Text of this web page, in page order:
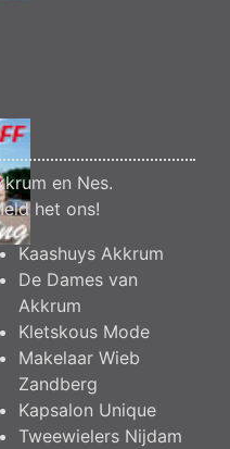
en Nes.
het ons!
Kaashuys Akkrum
De Dames van
Akkrum
Kletskous Mode
Makelaar Wieb
Zandberg
Kapsalon Unique
Tweewielers Nijdam